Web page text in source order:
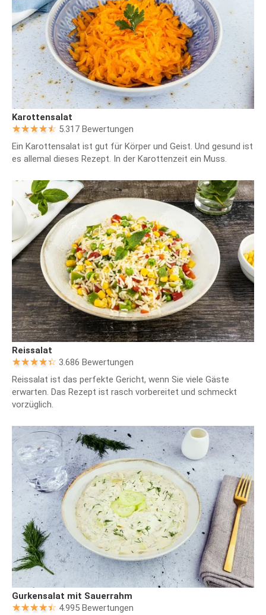
Karottensalat
5.317 Bewertungen
Ein Karottensalat ist gut für Körper und Geist. Und gesund ist
es allemal dieses Rezept. In der Karottenzeit ein Muss.
Reissalat
3.686 Bewertungen
Reissalat ist das perfekte Gericht, wenn Sie viele Gäste
erwarten. Das Rezept ist rasch vorbereitet und schmeckt
vorzüglich.
Gurkensalat mit Sauerrahm
4.995 Bewertungen